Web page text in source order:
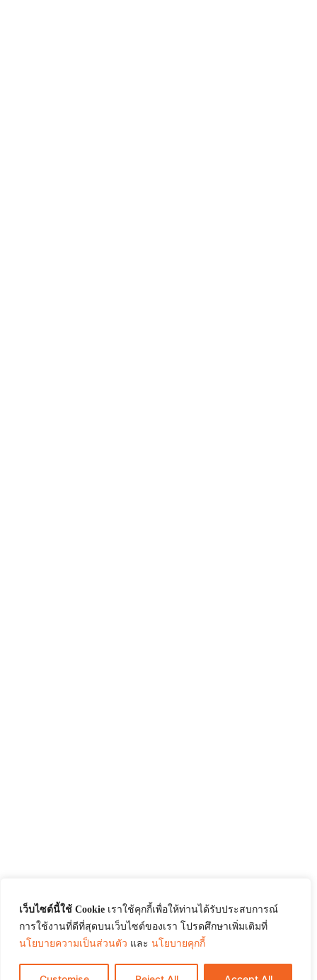
เว็บไซต์นี้ใช้ Cookie เราใช้คุกกี้เพื่อให้ท่านได้รับประสบการณ์
การใช้งานที่ดีที่สุดบนเว็บไซต์ของเรา โปรดศึกษาเพิ่มเติมที่
นโยบายความเป็นส่วนตัว และ นโยบายคุกกี้